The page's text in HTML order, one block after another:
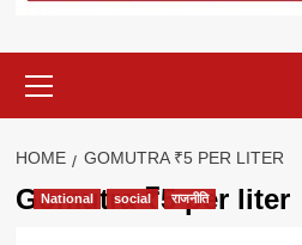
Menu
HOME GOMUTRA ₹5 PER LITER
Gomutra ₹5 per liter
National social राजनीति